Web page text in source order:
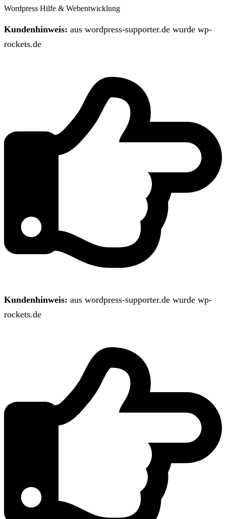
Wordpress Hilfe & Webentwicklung
Kundenhinweis: aus wordpress-supporter.de wurde wp-
rockets.de
Kundenhinweis: aus wordpress-supporter.de wurde wp-
rockets.de